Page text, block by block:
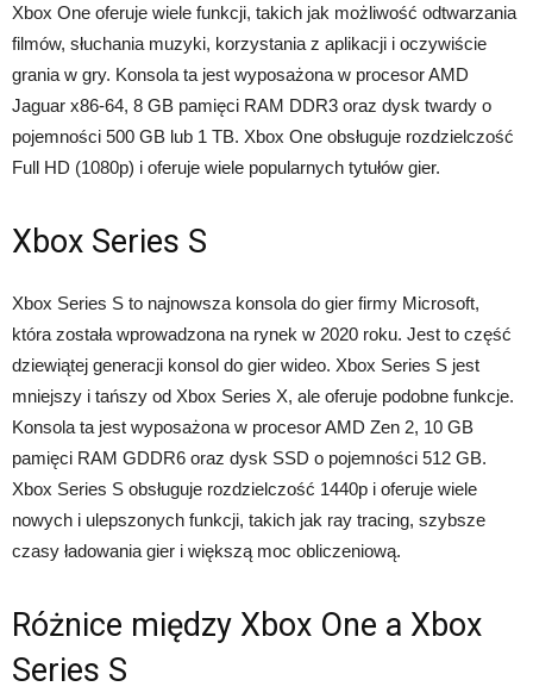
Xbox One oferuje wiele funkcji, takich jak możliwość odtwarzania
filmów, słuchania muzyki, korzystania z aplikacji i oczywiście
grania w gry. Konsola ta jest wyposażona w procesor AMD
Jaguar x86-64, 8 GB pamięci RAM DDR3 oraz dysk twardy o
pojemności 500 GB lub 1 TB. Xbox One obsługuje rozdzielczość
Full HD (1080p) i oferuje wiele popularnych tytułów gier.
Xbox Series S
Xbox Series S to najnowsza konsola do gier firmy Microsoft,
która została wprowadzona na rynek w 2020 roku. Jest to część
dziewiątej generacji konsol do gier wideo. Xbox Series S jest
mniejszy i tańszy od Xbox Series X, ale oferuje podobne funkcje.
Konsola ta jest wyposażona w procesor AMD Zen 2, 10 GB
pamięci RAM GDDR6 oraz dysk SSD o pojemności 512 GB.
Xbox Series S obsługuje rozdzielczość 1440p i oferuje wiele
nowych i ulepszonych funkcji, takich jak ray tracing, szybsze
czasy ładowania gier i większą moc obliczeniową.
Różnice między Xbox One a Xbox
Series S